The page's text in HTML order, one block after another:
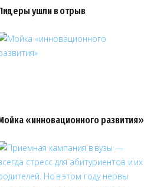
ушли в отрыв
«инновационного развития»